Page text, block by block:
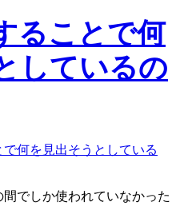
ることで何
しているの
でしか使われていなかった